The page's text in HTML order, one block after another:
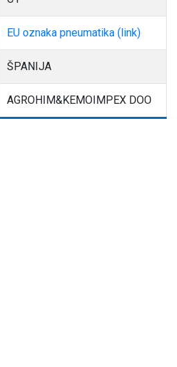
EU oznaka pneumatika (link)
ŠPANIJA
AGROHIM&KEMOIMPEX DOO